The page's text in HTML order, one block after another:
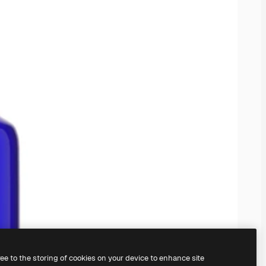
to the storing of cookies on your device to enhance site